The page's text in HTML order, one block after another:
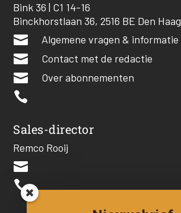
Bink 36 | C1 14-16
Binckhorstlaan 36, 2516 BE Den Haag
 Algemene vragen & informatie
 Contact met de redactie
 Over abonnementen

Sales-director
Remco Rooij

